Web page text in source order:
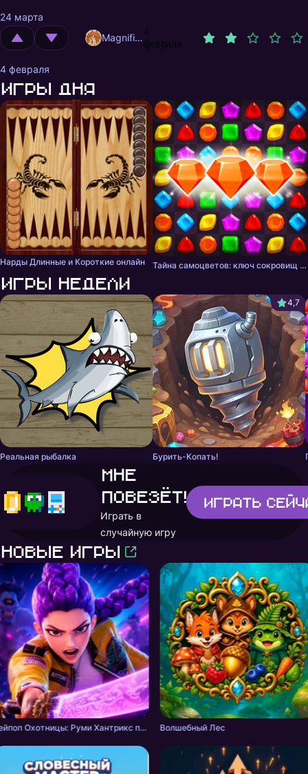
24 марта
MagnificentMrFox
4
февраля
4 февраля
Игры дня
Нарды Длинные и Короткие онлайн Тайна самоцветов: ключ сокровищ - три в ряд
Игры недели
Реальная рыбалка
4,7
Бурить-Копать!
Мне
повезёт!
Играть в
случайную игру
Играть
Новые игры
Кейпоп Охотницы: Руми Хантрикс против Демонов Волшебный Лес